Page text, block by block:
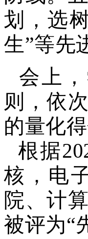
划，选
生”等先
会上
则，依
的量化
根据
核，电
院、计
被评为“